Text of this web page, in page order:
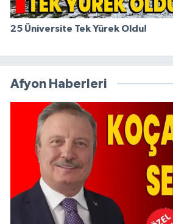
25 Üniversite Tek Yürek Oldu!
Afyon Haberleri